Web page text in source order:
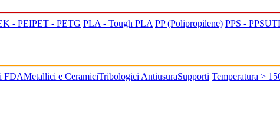
- PEIPET - PETG PLA - Tough PLA PP (Polipropilene) PPS - PPSU
FDAMetallici e CeramiciTribologici AntiusuraSupporti Temperatura >